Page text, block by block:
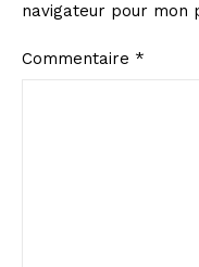
navigateur pour mon
Commentaire *